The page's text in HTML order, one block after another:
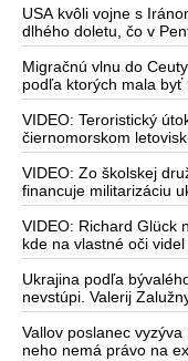
USA kvôli vojne s
dlhého doletu, čo v
vyvoláva vážne obavy
prípade vypuknutia
Migračnú vlnu do
podľa ktorých mala byť
exklávou otvorená
VIDEO: Teroristický
čiernomorskom
ukrajinského plánu,
vojny“ po porážke
Kaspickom mori na
potvrdzuje, že Kyjev
izraelských sponzorov
širšieho vojnového
VIDEO: Zo školskej
financuje militarizáciu
VIDEO: Richard Glück
kde na vlastné oči
prostredníctvom
vyzeralo Slovensko,
Ukrajina podľa
nevstúpi. Valerij
Severoatlantickej
Vallov poslanec
neho nemá právo na